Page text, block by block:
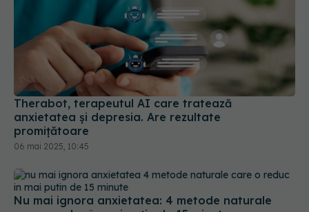
Therabot, terapeutul AI care tratează
anxietatea și depresia. Are rezultate
promițătoare
06 mai 2025, 10:45
care o reduc în mai puțin de 15 minute
11 mai 2025, 17:21